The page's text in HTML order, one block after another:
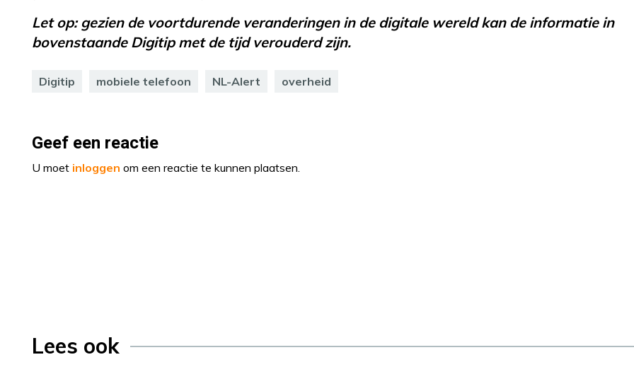
Let op: gezien de voortdurende veranderingen in de digitale wereld kan de informatie in
bovenstaande Digitip met de tijd verouderd zijn.
Digitip mobiele telefoon NL-Alert overheid
Geef een reactie
U moet inloggen om een reactie te kunnen plaatsen.
Lees ook